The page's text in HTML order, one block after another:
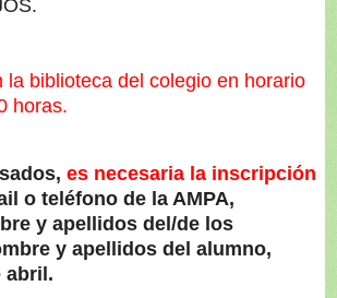
la biblioteca del colegio en horario
horas.
es necesaria la inscripción
o teléfono de la AMPA,
y apellidos del/de los
y apellidos del alumno,
abril.